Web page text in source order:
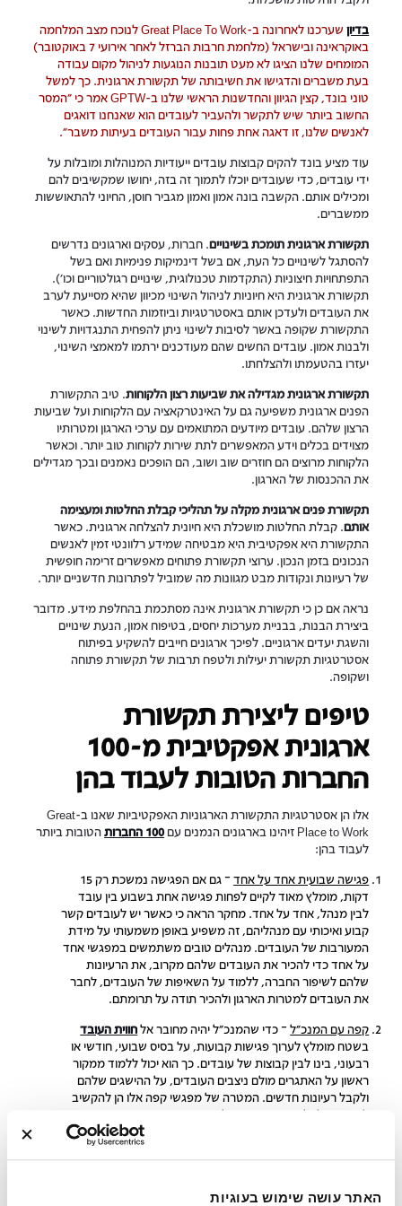
האתר עושה שימוש בעוגיות
בדיון
שערכנו לאחרונה ב-Great Place To Work לנוכח מצב המלחמה
באוקראינה ובישראל (מלחמת חרבות הברזל לאחר אירועי 7 באוקטובר)
המומחים שלנו הציגו לא מעט תובנות הנוגעות לניהול מקום עבודה
בעת משברים והדגישו את חשיבותה של תקשורת ארגונית. כך למשל
טוני בונד, קצין הגיוון והחדשנות הראשי שלנו ב-GPTW אמר כי "המסר
החשוב ביותר שיש לתקשר ולהעביר לעובדים הוא שאנחנו דואגים
לאנשים שלנו, זו דאגה אחת פחות עבור העובדים בעיתות משבר".
עוד מציע בונד להקים קבוצות עובדים ייעודיות המנוהלות ומובלות על
ידי עובדים, כדי שעובדים יוכלו לתמוך זה בזה, יחושו שמקשיבים להם
ומכילים אותם. הקשבה בונה אמון ואמון מגביר חוסן, החיוני להתאוששות
ממשברים.
תקשורת ארגונית תומכת בשינויים. חברות, עסקים וארגונים נדרשים
להסתגל לשינויים כל העת, אם בשל דינמיקות פנימיות ואם בשל
התפתחויות חיצוניות (התקדמות טכנולוגית, שינויים רגולטוריים וכו').
תקשורת ארגונית היא חיוניות לניהול השינוי מכיוון שהיא מסייעת לערב
את העובדים ולעדכן אותם באסטרטגיות וביוזמות החדשות. כאשר
התקשורת שקופה באשר לסיבות לשינוי ניתן להפחית התנגדויות לשינוי
ולבנות אמון. עובדים החשים שהם מעודכנים ירתמו למאמצי השינוי,
יעזרו בהטעמתו ולהצלחתו.
תקשורת ארגונית מגדילה את שביעות רצון הלקוחות. טיב התקשורת
הפנים ארגונית משפיעה גם על האינטרקאציה עם הלקוחות ועל שביעות
הרצון שלהם. עובדים מיודעים המתואמים עם ערכי הארגון ומטרותיו
מצוידים בכלים וידע המאפשרים לתת שירות לקוחות טוב יותר. וכאשר
הלקוחות מרוצים הם חוזרים שוב ושוב, הם הופכים נאמנים ובכך מגדילים
את ההכנסות של הארגון.
תקשורת פנים ארגונית מקלה על תהליכי קבלת החלטות ומעצימה
אותם. קבלת החלטות מושכלת היא חיונית להצלחה ארגונית. כאשר
התקשורת היא אפקטיבית היא מבטיחה שמידע רלוונטי זמין לאנשים
הנכונים בזמן הנכון. ערוצי תקשורת פתוחים מאפשרים זרימה חופשית
של רעיונות ונקודות מבט מגוונות מה שמוביל לפתרונות חדשניים יותר.
נראה אם כן כי תקשורת ארגונית אינה מסתכמת בהחלפת מידע. מדובר
ביצירת הבנות, בבניית מערכות יחסים, בטיפוח אמון, הנעת שינויים
והשגת יעדים ארגוניים. לפיכך ארגונים חייבים להשקיע בפיתוח
אסטרטגיות תקשורת יעילות ולטפח תרבות של תקשורת פתוחה
ושקופה.
טיפים ליצירת תקשורת
ארגונית אפקטיבית מ-100
החברות הטובות לעבוד בהן
אלו הן אסטרטגיות התקשורת הארגוניות האפקטיביות שאנו ב-Great
Place to Work זיהינו בארגונים הנמנים עם
100 החברות
הטובות ביותר
לעבוד בהן:
פגישה שבועית אחד על אחד
– גם אם הפגישה נמשכת רק 15
דקות, מומלץ מאוד לקיים לפחות פגישה אחת בשבוע בין עובד
לבין מנהל, אחד על אחד. מחקר הראה כי כאשר יש לעובדים קשר
קבוע ואיכותי עם מנהליהם, זה משפיע באופן משמעותי על מידת
המעורבות של העובדים. מנהלים טובים משתמשים במפגשי אחד
על אחד כדי להכיר את העובדים שלהם מקרוב, את הרעיונות
שלהם לשיפור החברה, ללמוד על השאיפות של העובדים, לחבר
את העובדים למטרות הארגון ולהכיר תודה על תרומתם.
קפה עם המנכ"ל– כדי שהמנכ"ל יהיה מחובר אלחווית העובד
בשטח מומלץ לערוך פגישות קבועות, על בסיס שבועי, חודשי או
רבעוני, בינו לבין קבוצות של עובדים. כך הוא יכול ללמוד ממקור
ראשון על האתגרים מולם ניצבים העובדים, על ההישגים שלהם
ולקבל רעיונות חדשים. המטרה של מפגשי קפה אלו הן להקשיב
לעובדים ולחלוק את החוויות שלהם.
– חברות המקיימות פגישות קבועות עם עובדיהן
מספקות הוכחה למחויבות של ההנהלה לתקשורת יעילה עם
מלא את הכיוון, המטרה ואת סדרי העדיפויות של הארגון, והן